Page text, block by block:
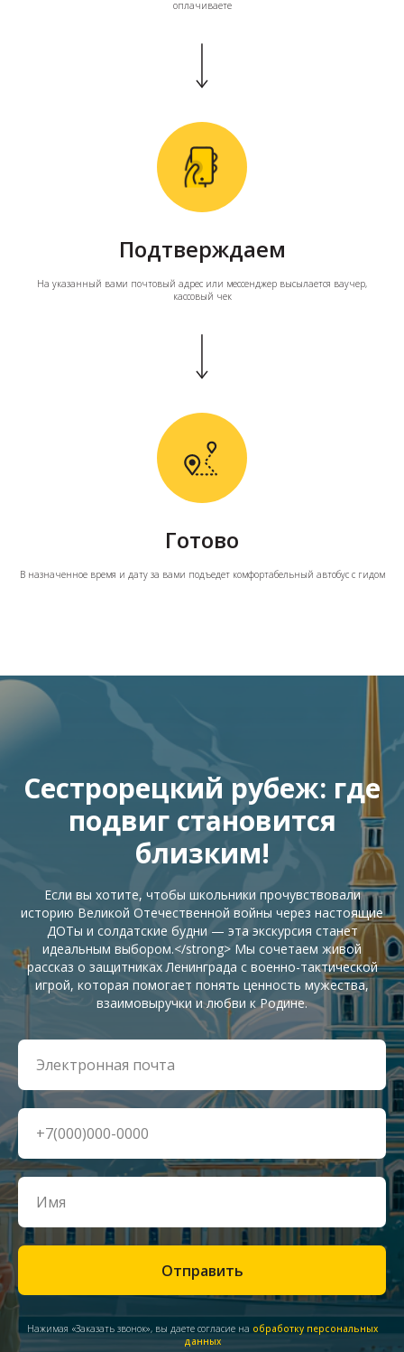
оплачиваете
Подтверждаем
На указанный вами почтовый адрес или мессенджер высылается ваучер,
кассовый чек
Готово
В назначенное время и дату за вами подъедет комфортабельный автобус с гидом
Сестрорецкий рубеж: где
подвиг становится
близким!
Если вы хотите, чтобы школьники прочувствовали
историю Великой Отечественной войны через настоящие
ДОТы и солдатские будни — эта экскурсия станет
идеальным выбором.</strong> Мы сочетаем живой
рассказ о защитниках Ленинграда с военно-тактической
игрой, которая помогает понять ценность мужества,
взаимовыручки и любви к Родине.
Отправить
Нажимая «Заказать звонок», вы даете согласие на обработку персональных
данных